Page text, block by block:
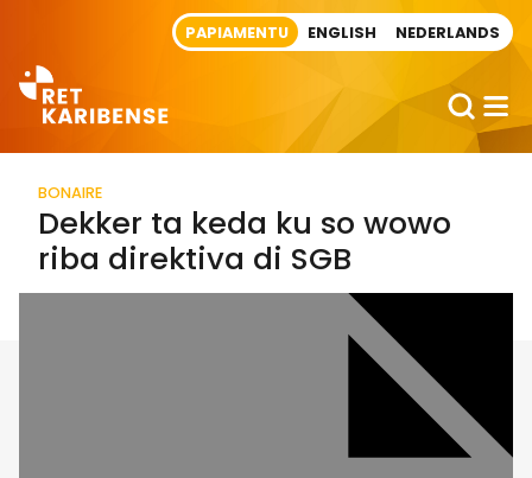
PAPIAMENTU ENGLISH NEDERLANDS
BONAIRE
Dekker ta keda ku so wowo
riba direktiva di SGB